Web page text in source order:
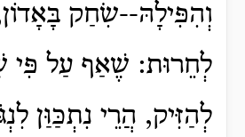
וְהִפִּילָהּ--שִׂחַק
לְחֵרוּת: שֶׁאַף עַל פִּי
לְהַזִּיק, הֲרֵי נִתְכַּוַּן